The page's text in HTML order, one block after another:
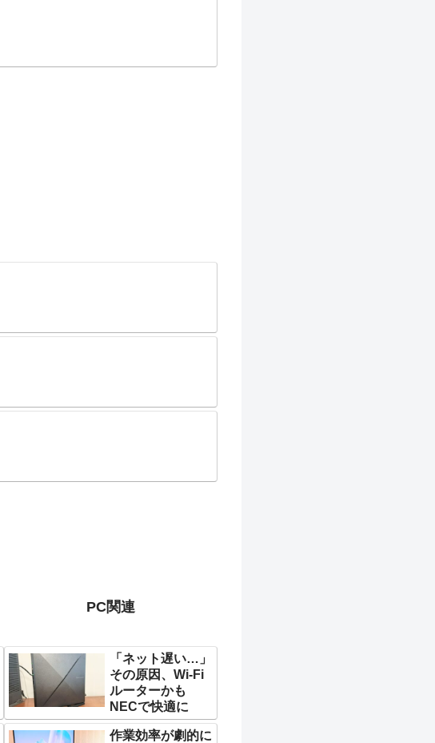
PC関連
「ネット遅い…」
その原因、Wi-Fi
ルーターかも
NECで快適に
作業効率が劇的に